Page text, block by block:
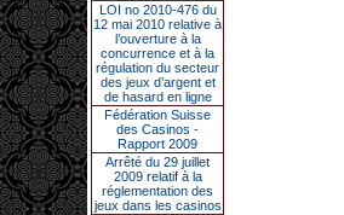
LOI no 2010-476 du
12 mai 2010 relative à
l’ouverture à la
concurrence et à la
régulation du secteur
des jeux d’argent et
de hasard en ligne
Fédération Suisse
des Casinos -
Rapport 2009
Arrêté du 29 juillet
2009 relatif à la
réglementation des
jeux dans les casinos